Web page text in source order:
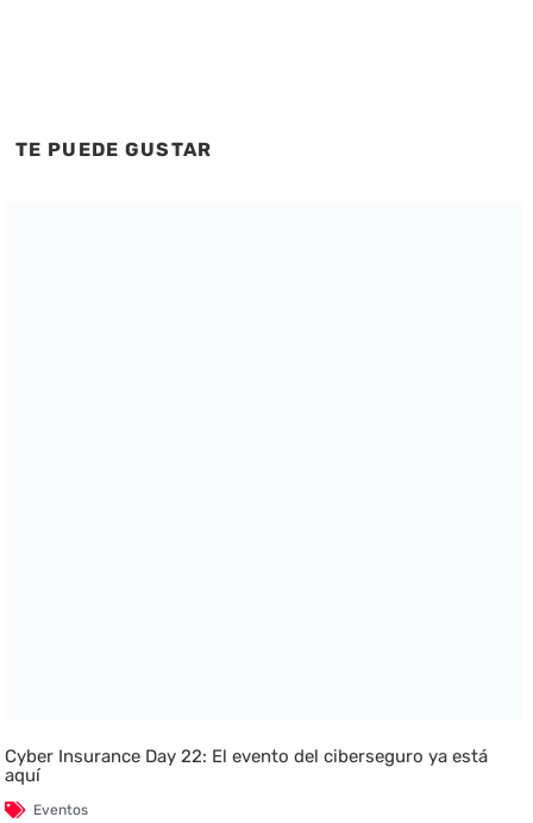
TE PUEDE GUSTAR
Cyber Insurance Day 22: El evento del ciberseguro ya está
aquí
Eventos